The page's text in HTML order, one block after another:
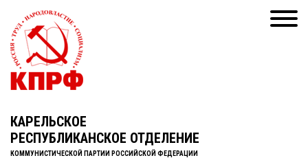
КАРЕЛЬСКОЕ
РЕСПУБЛИКАНСКОЕ ОТДЕЛЕНИЕ
КОММУНИСТИЧЕСКОЙ ПАРТИИ РОССИЙСКОЙ ФЕДЕРАЦИИ